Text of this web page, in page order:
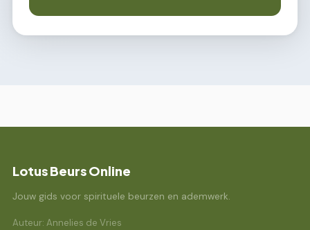
Lotus Beurs Online
Jouw gids voor spirituele beurzen en ademwerk.
Auteur: Annelies de Vries